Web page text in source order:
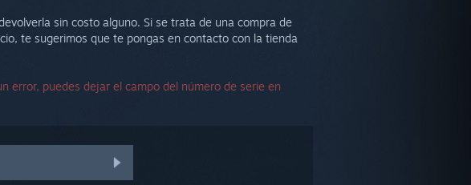
sin costo alguno. Si se trata de una compra de
te sugerimos que te pongas en contacto con la tienda
error, puedes dejar el campo del número de serie en